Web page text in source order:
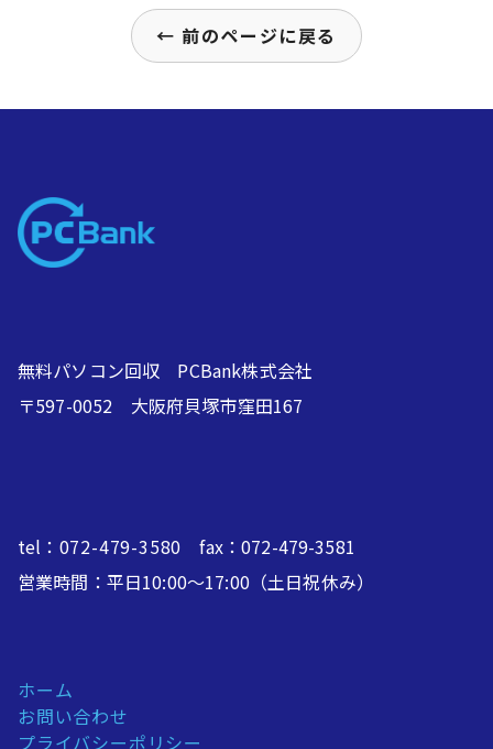
← 前のページに戻る
無料パソコン回収 PCBank株式会社
〒597-0052 大阪府貝塚市窪田167
tel： 072-479-3580 fax：072-479-3581
営業時間：平日10:00～17:00（土日祝休み）
ホーム
お問い合わせ
プライバシーポリシー